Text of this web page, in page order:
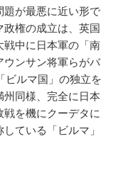
題が最悪に近い形で
権の成立は、英国
中に日本軍の「南
ウンサン将軍らがバ
ビルマ国」の独立を
同様、完全に日本
を機にクーデタに
ている「ビルマ」